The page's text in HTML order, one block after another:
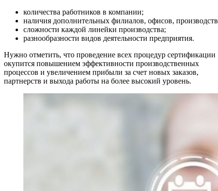
количества работников в компании;
наличия дополнительных филиалов, офисов,
сложности каждой линейки производства;
разнообразности видов деятельности предприятия.
Нужно отметить, что проведение всех процедур сертификации
окупится повышением эффективности производственных
процессов и увеличением прибыли за счет новых заказов,
партнерств и выхода работы на более высокий уровень.